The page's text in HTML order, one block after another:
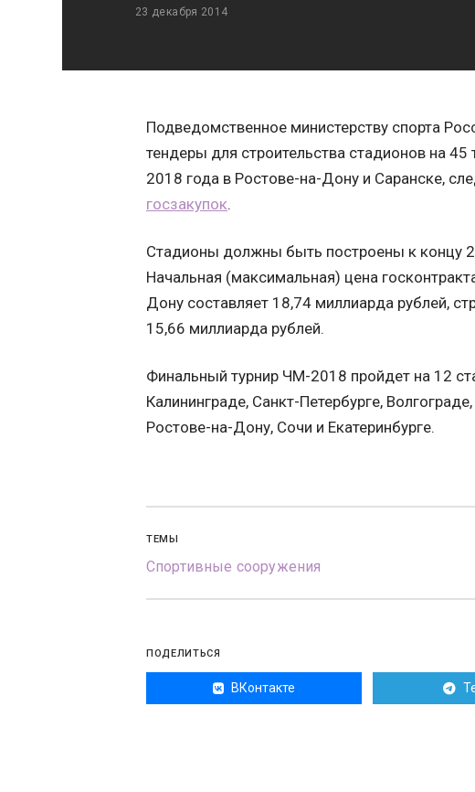
23 декабря 2014
Подведомственное министерству спорта
тендеры для строительства стадионов на
2018 года в Ростове-на-Дону и Саранске,
госзакупок.
Стадионы должны быть построены к концу
Начальная (максимальная) цена
Дону составляет 18,74 миллиарда рублей,
15,66 миллиарда рублей.
Финальный турнир ЧМ-2018 пройдет на 12
Калининграде, Санкт-Петербурге,
Ростове-на-Дону, Сочи и Екатеринбурге.
ТЕМЫ
Спортивные сооружения
ПОДЕЛИТЬСЯ
ВКонтакте